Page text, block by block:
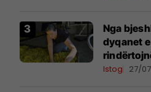
Nga
dyqanet
nga
Istog 27/